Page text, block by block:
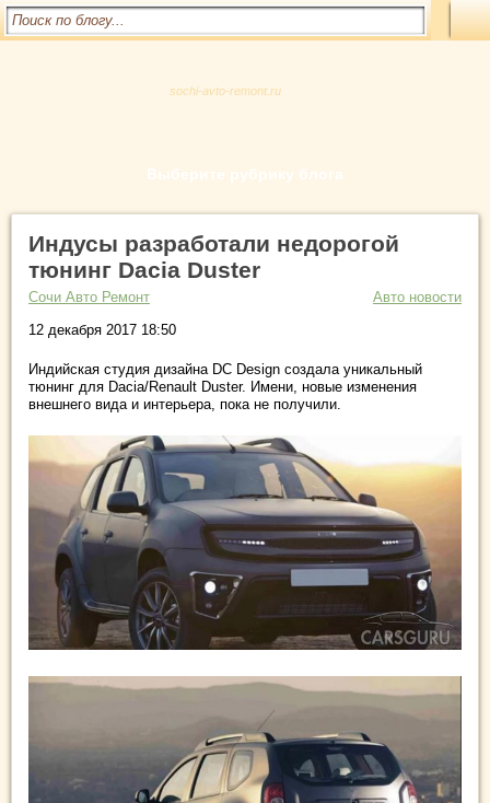
sochi-avto-remont.ru
Выберите рубрику блога
Индусы разработали недорогой
тюнинг Dacia Duster
Сочи Авто Ремонт
Авто новости
12 декабря 2017 18:50
Индийская студия дизайна DC Design создала уникальный
тюнинг для Dacia/Renault Duster. Имени, новые изменения
внешнего вида и интерьера, пока не получили.